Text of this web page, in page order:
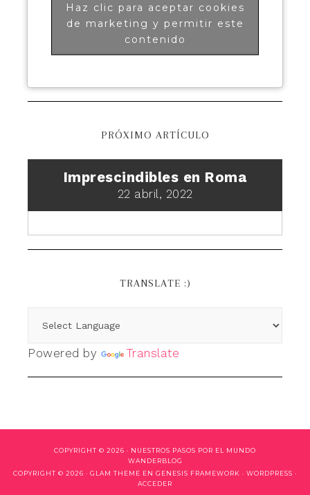
Haz clic para aceptar cookies
de marketing y permitir este
contenido
PRÓXIMO ARTÍCULO
Imprescindibles en Roma
22 abril, 2022
TRANSLATE :)
Powered by Translate
COPYRIGHT © 2026 · NUESTROS PASOS POR EL MUNDO
WANDERBLOG
COPYRIGHT © 2026 · GLAM THEME EN GENESIS FRAMEWORK · WORDPRESS ·
ACCEDER